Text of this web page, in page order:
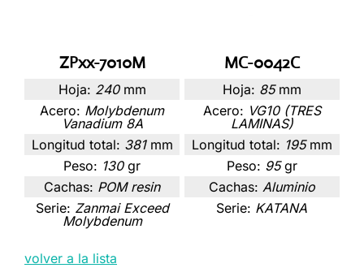
ZPxx-7010M
Hoja: 240 mm
Acero: Molybdenum
Vanadium 8A
Longitud total: 381 mm
Peso: 130 gr
Cachas: POM resin
Serie: Zanmai Exceed
Molybdenum
MC-0042C
Hoja: 85 mm
Acero: VG10 (TRES
LAMINAS)
Longitud total: 195 mm
Peso: 95 gr
Cachas: Aluminio
Serie: KATANA
volver a la lista